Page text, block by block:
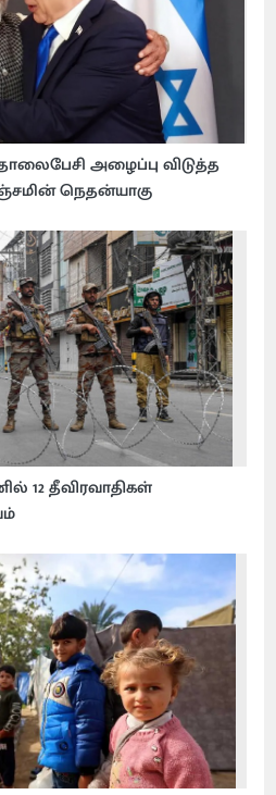
அழைப்பு விடுத்த
நெதன்யாகு
12 தீவிரவாதிகள்